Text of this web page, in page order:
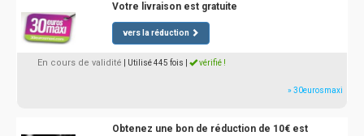
Votre livraison est gratuite
vers la réduction
En cours de validité | Utilisé 445 fois vérifié !
» 30eurosmaxi
Obtenez une bon de réduction de 10€ est